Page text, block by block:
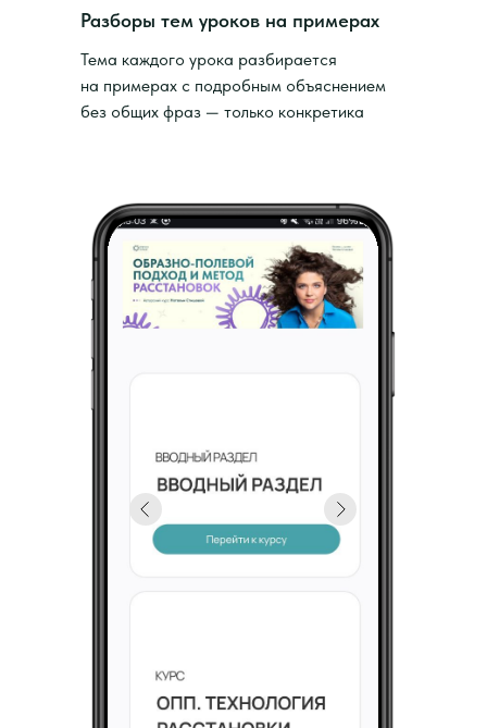
Разборы тем уроков на примерах
Тема каждого урока разбирается
на примерах с подробным объяснением
без общих фраз — только конкретика